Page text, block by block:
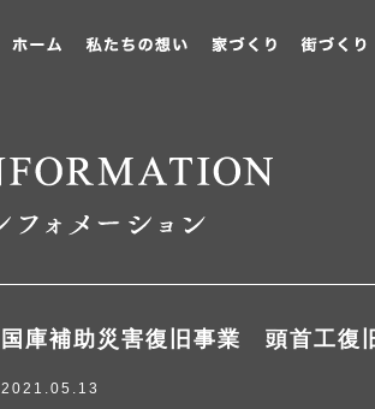
国庫補助災害復旧事業 頭首工復
2021.05.13